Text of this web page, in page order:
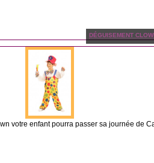
DÉGUISEMENT
votre enfant pourra passer sa journée de